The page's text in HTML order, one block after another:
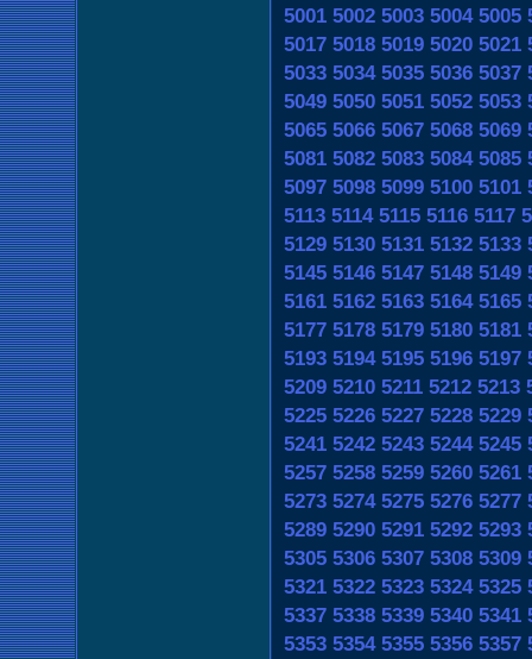
5001 5002 5003 5004 5005
5017 5018 5019 5020 5021
5033 5034 5035 5036 5037
5049 5050 5051 5052 5053
5065 5066 5067 5068 5069
5081 5082 5083 5084 5085
5097 5098 5099 5100 5101
5113 5114 5115 5116 5117
5129 5130 5131 5132 5133
5145 5146 5147 5148 5149
5161 5162 5163 5164 5165
5177 5178 5179 5180 5181
5193 5194 5195 5196 5197
5209 5210 5211 5212 5213
5225 5226 5227 5228 5229
5241 5242 5243 5244 5245
5257 5258 5259 5260 5261
5273 5274 5275 5276 5277
5289 5290 5291 5292 5293
5305 5306 5307 5308 5309
5321 5322 5323 5324 5325
5337 5338 5339 5340 5341
5353 5354 5355 5356 5357